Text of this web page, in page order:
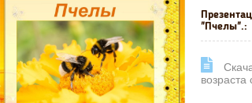
"Пчелы".: